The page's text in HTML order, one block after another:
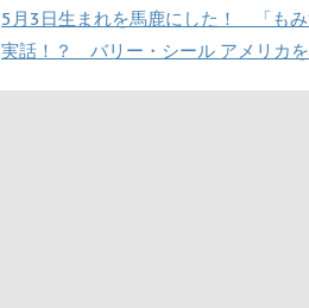
5月3日生まれを馬鹿にした！ 「もみ
実話！？ バリー・シール アメリカ